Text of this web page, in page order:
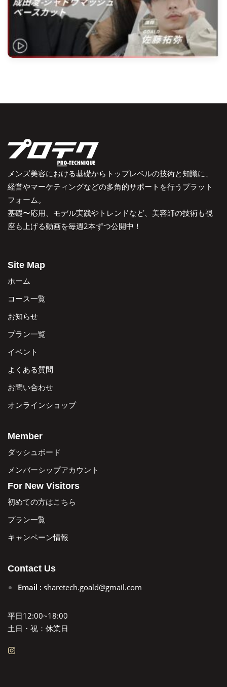
メンズ美容における基礎からトップレベルの技術と知識に、
経営やマーケティングなどの多角的サポートを行うプラット
フォーム。
基礎〜応用、モデル実践やトレンドなど、美容師の技術も視
座も上げる動画を毎週2本ずつ公開中！
Site Map
ホーム
コース一覧
お知らせ
プラン一覧
イベント
よくある質問
お問い合わせ
オンラインショップ
Member
ダッシュボード
メンバーシップアカウント
For New Visitors
初めての方はこちら
プラン一覧
キャンペーン情報
Contact Us
Email : sharetech.goald@gmail.com
平日12:00~18:00
土日・祝：休業日